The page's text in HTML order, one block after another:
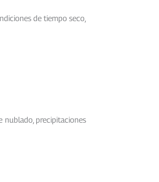
de tiempo seco,
nublado, precipitaciones